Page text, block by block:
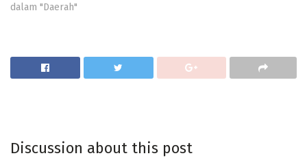
dalam "Daerah"
Discussion about this post